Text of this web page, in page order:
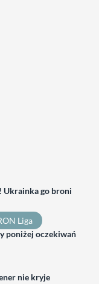
Ukrainka go broni
Liga
poniżej oczekiwań
nie kryje